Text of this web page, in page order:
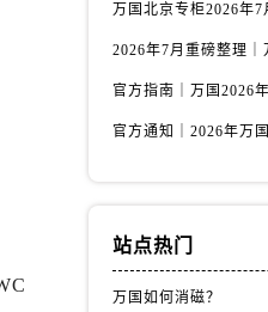
站点热门
万国如何消磁？